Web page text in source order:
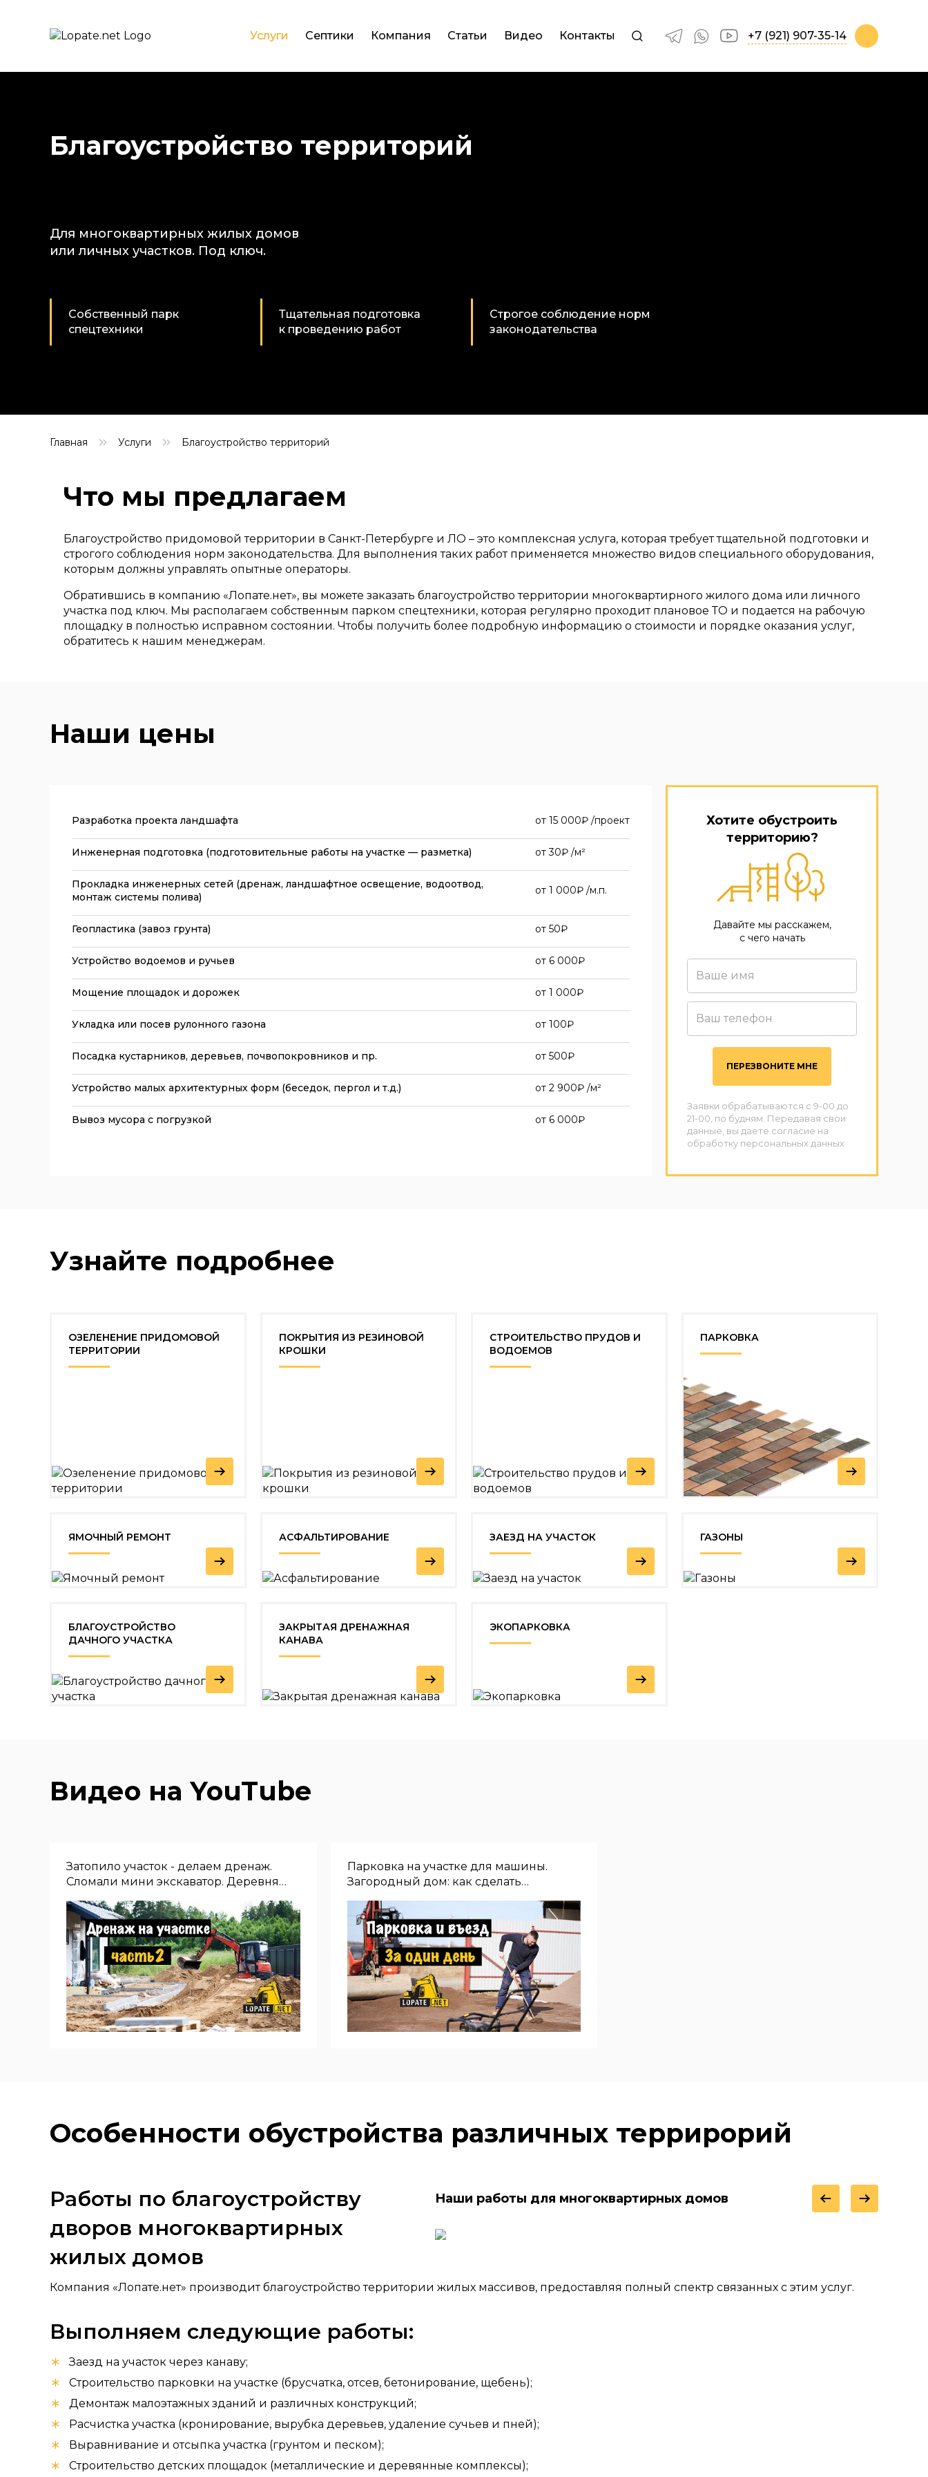
Услуги Септики Компания Статьи Видео Контакты +7 (921) 907-35-14
Благоустройство территорий
Для многоквартирных жилых домов
или личных участков. Под ключ.
Собственный парк
спецтехники
Тщательная подготовка
к проведению работ
Cтрогое соблюдение норм
законодательства
Главная Услуги Благоустройство территорий
Что мы предлагаем
Благоустройство придомовой территории в Санкт-Петербурге и ЛО – это комплексная услуга, которая требует тщательной подготовки и
строгого соблюдения норм законодательства. Для выполнения таких работ применяется множество видов специального оборудования,
которым должны управлять опытные операторы.
Обратившись в компанию «Лопате.нет», вы можете заказать благоустройство территории многоквартирного жилого дома или личного
участка под ключ. Мы располагаем собственным парком спецтехники, которая регулярно проходит плановое ТО и подается на рабочую
площадку в полностью исправном состоянии. Чтобы получить более подробную информацию о стоимости и порядке оказания услуг,
обратитесь к нашим менеджерам.
Наши цены
Разработка проекта ландшафта от 15 000 /проект
Инженерная подготовка (подготовительные работы на участке — разметка) от30 /м²
Прокладка инженерных сетей (дренаж, ландшафтное освещение, водоотвод,
монтаж системы полива)
от 1 000 /м.п.
Геопластика (завоз грунта) от 50
Устройство водоемов и ручьев от 6 000
Мощение площадок и дорожек от 1 000
Укладка или посев рулонного газона от 100
Посадка кустарников, деревьев, почвопокровников и пр. от 500
Устройство малых архитектурных форм (беседок, пергол и т.д.) от 2 900 /м²
Вывоз мусора с погрузкой от 6 000
Хотите обустроить
территорию?
Давайте мы расскажем,
с чего начать
ПЕРЕЗВОНИТЕ МНЕ
Заявки обрабатываются с 9-00 до
21-00, по будням. Передавая свои
данные, вы даете согласие на
обработку персональных данных
Узнайте подробнее
ОЗЕЛЕНЕНИЕ ПРИДОМОВОЙ
ТЕРРИТОРИИ
ПОКРЫТИЯ ИЗ РЕЗИНОВОЙ
КРОШКИ
СТРОИТЕЛЬСТВО ПРУДОВ И
ВОДОЕМОВ
ПАРКОВКА
ЯМОЧНЫЙ РЕМОНТ АСФАЛЬТИРОВАНИЕ ЗАЕЗД НА УЧАСТОК ГАЗОНЫ
БЛАГОУСТРОЙСТВО
ДАЧНОГО УЧАСТКА
ЗАКРЫТАЯ ДРЕНАЖНАЯ
КАНАВА
ЭКОПАРКОВКА
Видео на YouTube
Затопило участок - делаем дренаж.
Сломали мини экскаватор. Деревня
Парковка на участке для машины.
Загородный дом: как сделать
Особенности обустройства различных террирорий
Наши работы для многоквартирных домов
Работы по благоустройству
дворов многоквартирных
жилых домов
Компания «Лопате.нет» производит благоустройство территории жилых массивов, предоставляя полный спектр связанных с этим услуг.
Выполняем следующие работы:
Заезд на участок через канаву;
Строительство парковки на участке (брусчатка, отсев, бетонирование, щебень);
Демонтаж малоэтажных зданий и различных конструкций;
Расчистка участка (кронирование, вырубка деревьев, удаление сучьев и пней);
Выравнивание и отсыпка участка (грунтом и песком);
Строительство детских площадок (металлические и деревянные комплексы);